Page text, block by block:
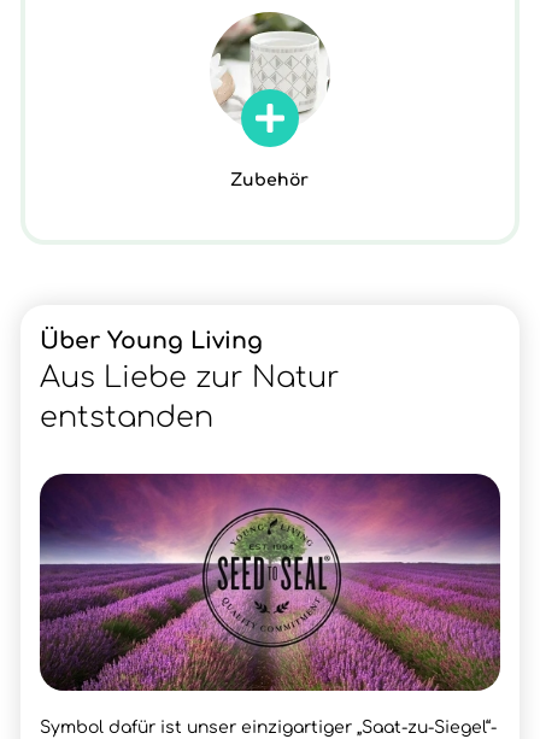
Zubehör
Über Young Living
Aus Liebe zur Natur
entstanden
Symbol dafür ist unser einzigartiger „Saat-zu-Siegel“-